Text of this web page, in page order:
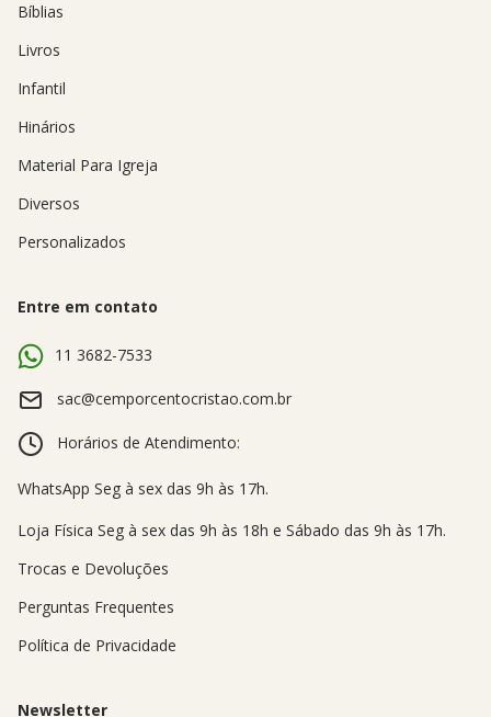
Bíblias
Livros
Infantil
Hinários
Material Para Igreja
Diversos
Personalizados
Entre em contato
11 3682-7533
sac@cemporcentocristao.com.br
Horários de Atendimento:
Trocas e Devoluções
Perguntas Frequentes
Política de Privacidade
Newsletter